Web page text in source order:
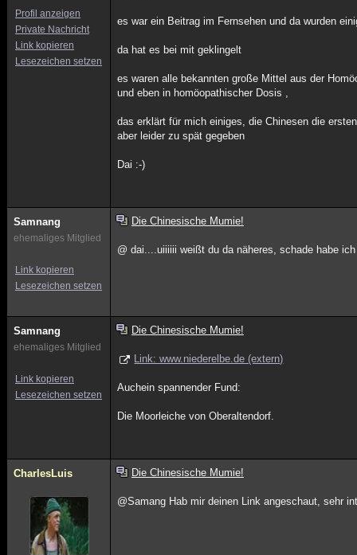
Profil anzeigen
Private Nachricht
Link kopieren
Lesezeichen setzen
es war ein Beitrag im Fernsehen und da wurden
da hat es bei mit geklingelt
es waren alle bekannten große Mittel aus der
und eben in homöopathischer Dosis ,
das erklärt für mich einiges, die Chinesen die
aber leider zu spät gegeben
Dai :-)
Samnang
ehemaliges Mitglied
Link kopieren
Lesezeichen setzen
Die Chinesische Mumie!
@ dai....uiiiiii weißt du da näheres, schade habe
Samnang
ehemaliges Mitglied
Link kopieren
Lesezeichen setzen
Die Chinesische Mumie!
Link: www.niederelbe.de (extern)
Auchein spannender Fund:
Die Moorleiche von Oberaltendorf.
CharlesLuis Die Chinesische Mumie!
@Samang Hab mir deinen Link angeschaut, sehr